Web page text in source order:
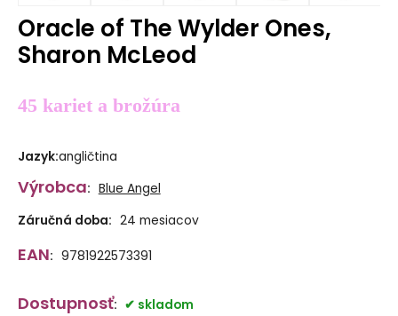
Oracle of The Wylder Ones,
Sharon McLeod
45 kariet a brožúra
Jazyk:angličtina
Výrobca: Blue Angel
Záručná doba: 24 mesiacov
EAN: 9781922573391
Dostupnosť: skladom